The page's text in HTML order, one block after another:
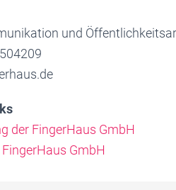
und
der FingerHaus GmbH
GmbH